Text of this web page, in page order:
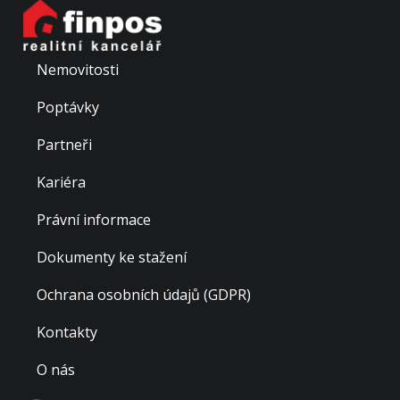
Nemovitosti
Poptávky
Partneři
Kariéra
Právní informace
Dokumenty ke stažení
Ochrana osobních údajů (GDPR)
Kontakty
O nás